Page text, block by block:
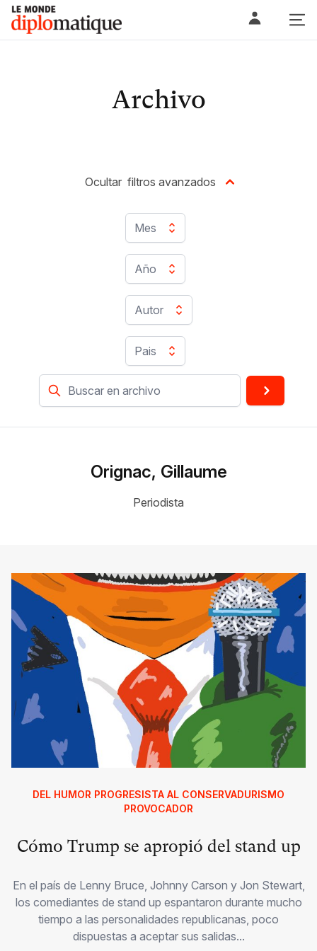
Skip
content
Le monde diplomatique
Archivo
Mes
Año
Autor
Pais
Ocultar filtros avanzados
Orignac, Gillaume
Periodista
DEL HUMOR PROGRESISTA AL CONSERVADURISMO
PROVOCADOR
Cómo Trump se apropió del stand up
En el país de Lenny Bruce, Johnny Carson y Jon Stewart,
los comediantes de stand up espantaron durante mucho
tiempo a las personalidades republicanas, poco
dispuestas a aceptar sus salidas...